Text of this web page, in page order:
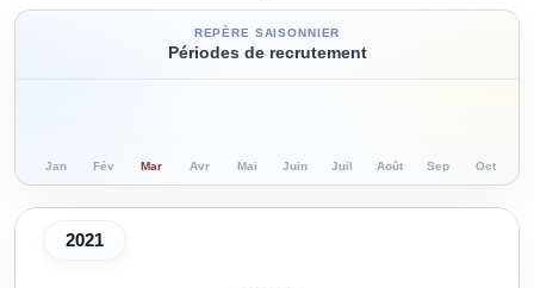
REPÈRE SAISONNIER
Périodes de recrutement
Jan Fév Mar Avr Mai Juin Juil Août Sep Oct
2021